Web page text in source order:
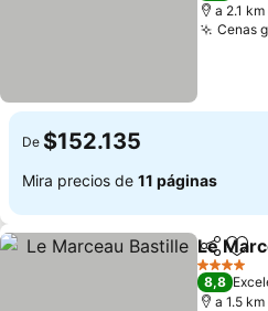
a 2.1
Cenas
De $152.135
Mira precios de 11 páginas
Le
4 Estrellas
8,8
a 1.5